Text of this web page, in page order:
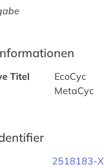
Titel
EcoCyc
MetaCyc
2518183-X